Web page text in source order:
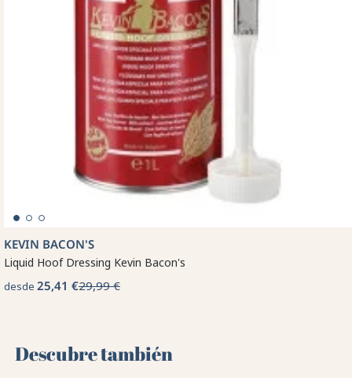
KEVIN BACON'S
Liquid Hoof Dressing Kevin Bacon's
desde 25,41 €29,99 €
Descubre también 🌻